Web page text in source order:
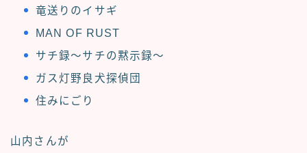
竜送りのイサギ
MAN OF RUST
サチ録～サチの黙示録～
ガス灯野良犬探偵団
住みにごり
山内さんが